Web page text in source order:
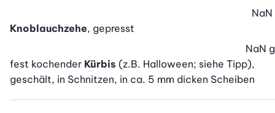
Knoblauchzehe, gepresst
NaN
fest kochender Kürbis (z.B. Halloween; siehe Tipp),
geschält, in Schnitzen, in ca. 5 mm dicken Scheiben
NaN g